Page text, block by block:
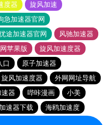
度器
旋风加速
急加速器官网
途加速器官网
风驰加速器
苹果版
旋风加速度器
口
原子加速器
旋风加速度器
外网网址导航
器 哔咔漫画
小美
速器下载
海鸥加速度